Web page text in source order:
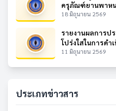
ครุภัณฑ์ยานพาหน
18 มิถุนายน 2569
รายงานผลการป
โปร่งใสในการดำ
11 มิถุนายน 2569
ประเภทข่าวสาร